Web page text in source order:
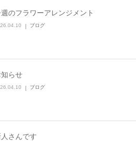
のフラワーアレンジメント
ブログ
知らせ
ブログ
人さんです